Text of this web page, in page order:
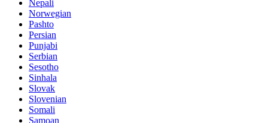
Nepali
Norwegian
Pashto
Persian
Punjabi
Serbian
Sesotho
Sinhala
Slovak
Slovenian
Somali
Samoan